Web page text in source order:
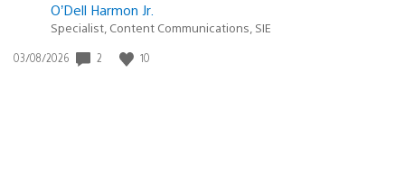
O’Dell Harmon Jr.
Specialist, Content Communications, SIE
Date
03/08/2026 2 10